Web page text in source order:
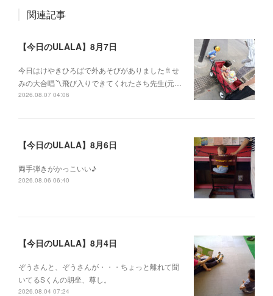
関連記事
【今日のULALA】8月7日
今日はけやきひろばで外あそびがありました🚿せ
みの大合唱〽飛び入りできてくれたさち先生(元…
2026.08.07 04:06
【今日のULALA】8月6日
両手弾きがかっこいい♪
2026.08.06 06:40
【今日のULALA】8月4日
ぞうさんと、ぞうさんが・・・ちょっと離れて聞
いてるSくんの胡坐、尊し。
2026.08.04 07:24